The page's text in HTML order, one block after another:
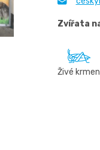
Zvířata
Živé